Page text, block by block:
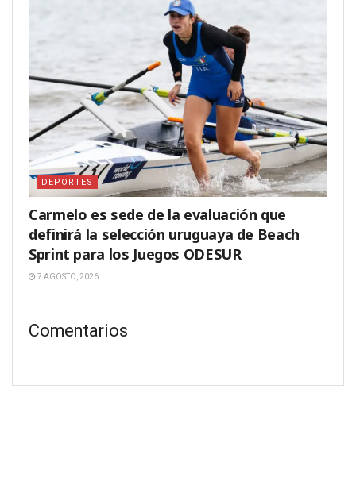
DEPORTES
Carmelo es sede de la evaluación que
definirá la selección uruguaya de Beach
Sprint para los Juegos ODESUR
7 AGOSTO, 2026
Comentarios